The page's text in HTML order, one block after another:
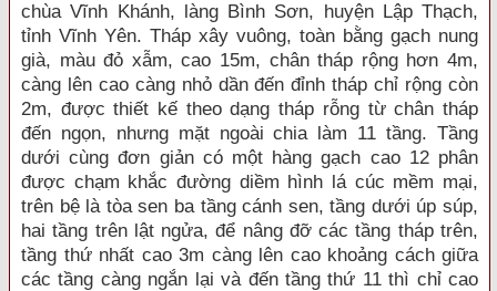
chùa Vĩnh Khánh, làng Bình Sơn, huyện Lập Thạch,
tỉnh Vĩnh Yên. Tháp xây vuông, toàn bằng gạch nung
già, màu đỏ xẫm, cao 15m, chân tháp rộng hơn 4m,
càng lên cao càng nhỏ dần đến đỉnh tháp chỉ rộng còn
2m, được thiết kế theo dạng tháp rỗng từ chân tháp
đến ngọn, nhưng mặt ngoài chia làm 11 tầng. Tầng
dưới cùng đơn giản có một hàng gạch cao 12 phân
được chạm khắc đường diềm hình lá cúc mềm mại,
trên bệ là tòa sen ba tầng cánh sen, tầng dưới úp súp,
hai tầng trên lật ngửa, để nâng đỡ các tầng tháp trên,
tầng thứ nhất cao 3m càng lên cao khoảng cách giữa
các tầng càng ngắn lại và đến tầng thứ 11 thì chỉ cao